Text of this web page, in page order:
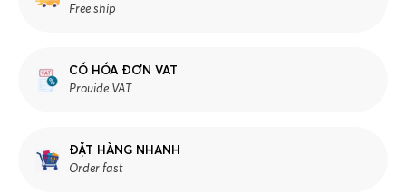
Free ship
CÓ HÓA ĐƠN VAT
Provide VAT
ĐẶT HÀNG NHANH
Order fast